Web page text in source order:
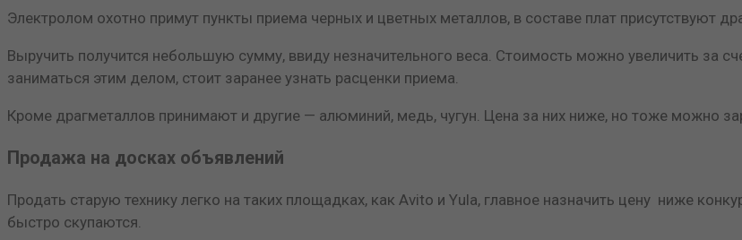
Электролом охотно примут пункты приема черных и цветных металлов, в составе плат присутствуют
Выручить получится небольшую сумму, ввиду незначительного веса. Стоимость можно увеличить за
заниматься этим делом, стоит заранее узнать расценки приема.
Кроме драгметаллов принимают и другие — алюминий, медь, чугун. Цена за них ниже, но тоже можно
Продажа на досках объявлений
Продать старую технику легко на таких площадках, как Avito и Yula, главное назначить цену ниже
быстро скупаются.